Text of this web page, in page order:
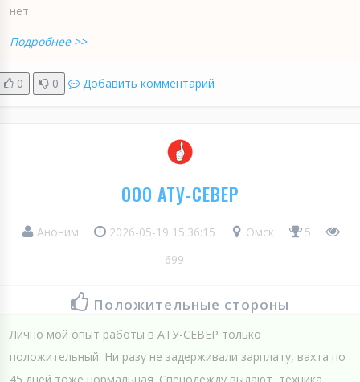
нет
Подробнее >>
0 0 Добавить комментарий
ООО АТУ-СЕВЕР
Аноним 2026-05-19 15:36:15 Омск
5
699
Положительные стороны
Лично мой опыт работы в АТУ-СЕВЕР только
положительный. Ни разу не задерживали зарплату, вахта по